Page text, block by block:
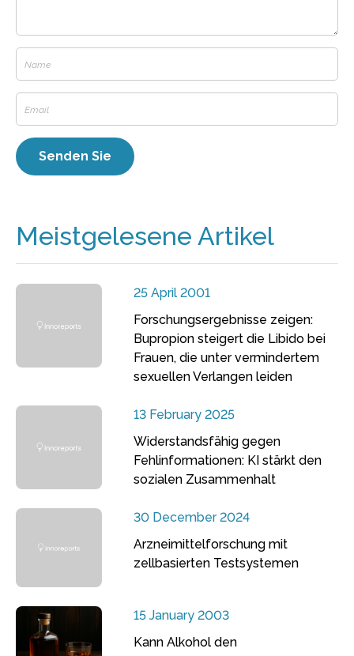
Meistgelesene Artikel
25 April 2001
Forschungsergebnisse zeigen:
Bupropion steigert die Libido bei
Frauen, die unter vermindertem
sexuellen Verlangen leiden
13 February 2025
Widerstandsfähig gegen
Fehlinformationen: KI stärkt den
sozialen Zusammenhalt
30 December 2024
Arzneimittelforschung mit
zellbasierten Testsystemen
15 January 2003
Kann Alkohol den